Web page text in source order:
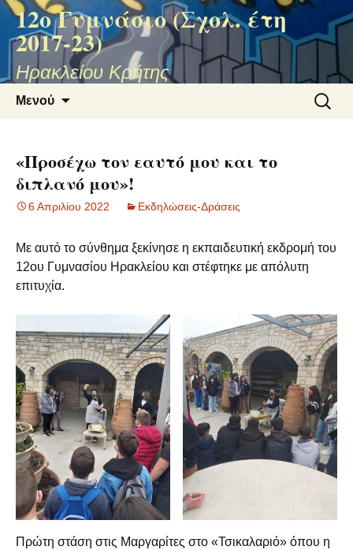
12ο Γυμνάσιο (Σχολ. έτη
2017-23)
Ηρακλείου Κρήτης
Μενού
για:
«Προσέχω τον εαυτό μου και το
διπλανό μου»!
6 Απριλίου 2022 Εκδηλώσεις-Δράσεις
Με αυτό το σύνθημα ξεκίνησε η εκπαιδευτική εκδρομή του
12ου Γυμνασίου Ηρακλείου και στέφτηκε με απόλυτη
επιτυχία.
Πρώτη στάση στις Μαργαρίτες στο «Τσικαλαριό» όπου η